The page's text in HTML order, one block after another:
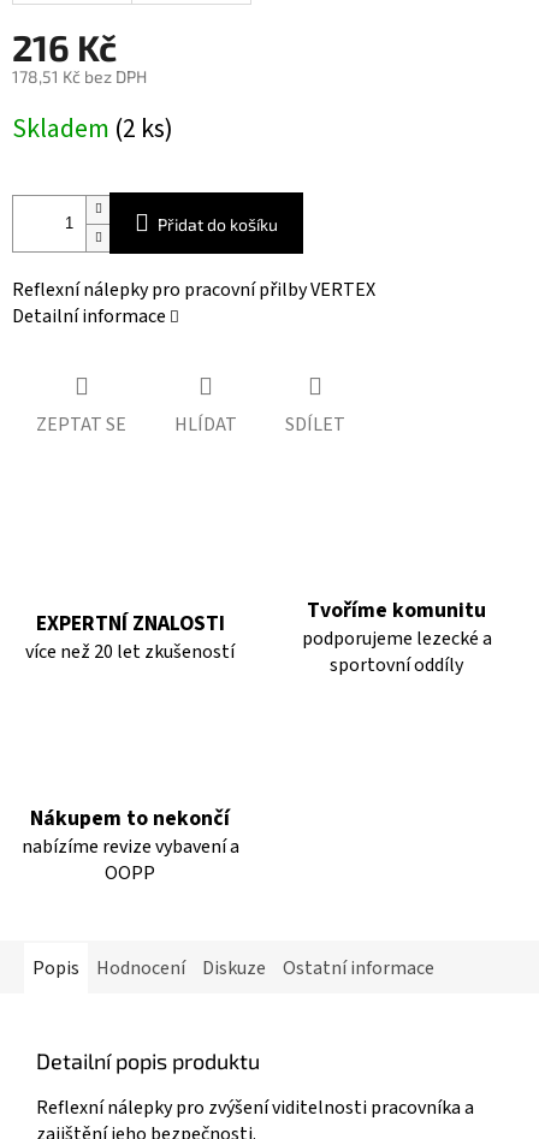
216 Kč
178,51 Kč bez DPH
cena:
Skladem (2 ks)
Přidat do košíku
Reflexní nálepky pro pracovní přilby VERTEX
Detailní informace
ZEPTAT SE HLÍDAT SDÍLET
EXPERTNÍ ZNALOSTI
více než 20 let zkušeností
Tvoříme komunitu
podporujeme lezecké a
sportovní oddíly
Nákupem to nekončí
nabízíme revize vybavení a
OOPP
Popis Hodnocení Diskuze Ostatní informace
Detailní popis produktu
Reflexní nálepky pro zvýšení viditelnosti pracovníka a